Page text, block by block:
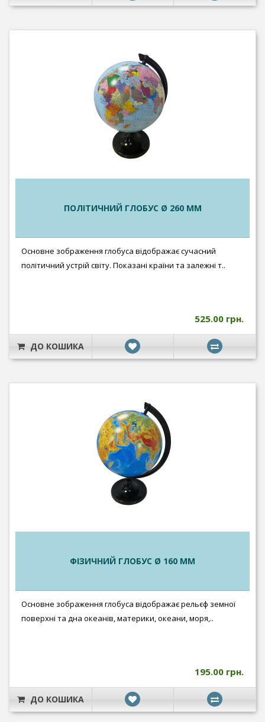
ПОЛІТИЧНИЙ ГЛОБУС Ø 260 ММ
Основне зображення глобуса відображає сучасний
політичний устрій світу. Показані країни та залежні т..
525.00 грн.
ДО КОШИКА
ФІЗИЧНИЙ ГЛОБУС Ø 160 ММ
Основне зображення глобуса відображає рельєф земної
поверхні та дна океанів, материки, океани, моря,..
195.00 грн.
ДО КОШИКА